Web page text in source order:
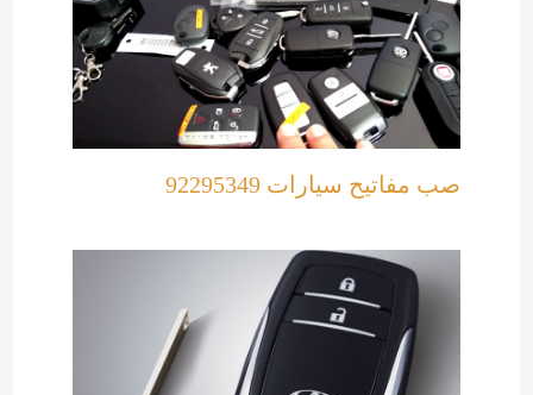
صب مفاتيح سيارات 92295349